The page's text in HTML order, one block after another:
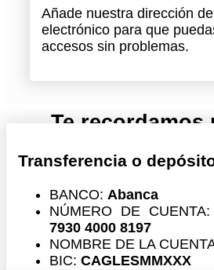
Añade nuestra dirección
electrónico para que
accesos sin problemas.
Te recordamos
Transferencia o
BANCO: Abanca
NÚMERO DE CUENTA:
7930 4000 8197
NOMBRE DE LA
BIC: CAGLESMMXXX